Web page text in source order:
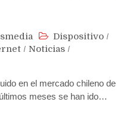
Dispositivo /
/ Noticias /
en el mercado chileno de
meses se han ido…